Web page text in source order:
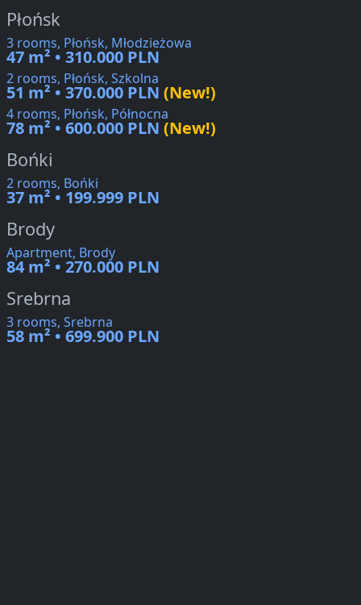
Płońsk
3 rooms, Płońsk, Młodzieżowa
47 m² • 310.000 PLN
2 rooms, Płońsk, Szkolna
51 m² • 370.000 PLN (New!)
4 rooms, Płońsk, Północna
78 m² • 600.000 PLN (New!)
Bońki
2 rooms, Bońki
37 m² • 199.999 PLN
Brody
Apartment, Brody
84 m² • 270.000 PLN
Srebrna
3 rooms, Srebrna
58 m² • 699.900 PLN